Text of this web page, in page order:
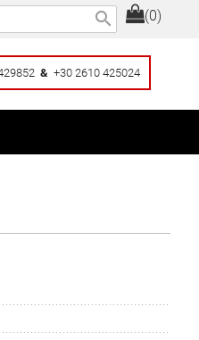
(0)
search
& +30 2610 425024